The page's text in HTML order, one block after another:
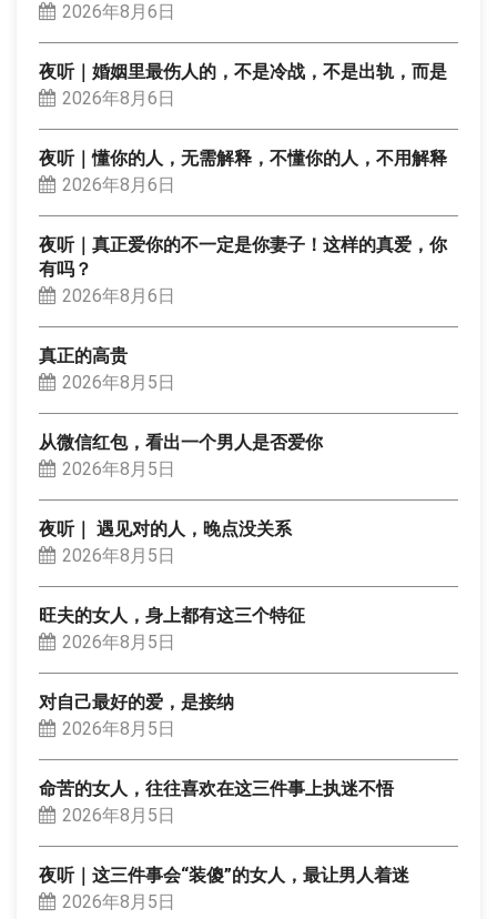
2026年8月6日
夜听｜婚姻里最伤人的，不是冷战，不是出轨，而是
2026年8月6日
夜听｜懂你的人，无需解释，不懂你的人，不用解释
2026年8月6日
夜听｜真正爱你的不一定是你妻子！这样的真爱，你
有吗？
2026年8月6日
真正的高贵
2026年8月5日
从微信红包，看出一个男人是否爱你
2026年8月5日
夜听｜ 遇见对的人，晚点没关系
2026年8月5日
旺夫的女人，身上都有这三个特征
2026年8月5日
对自己最好的爱，是接纳
2026年8月5日
命苦的女人，往往喜欢在这三件事上执迷不悟
2026年8月5日
夜听｜这三件事会“装傻”的女人，最让男人着迷
2026年8月5日